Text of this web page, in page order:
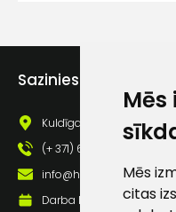
Mēs
citas
Sazinies ar mums
Kuldīgas iela 69a, Saldus,
(+ 371) 63 881 186
info@hards.lv
Darba laiks: